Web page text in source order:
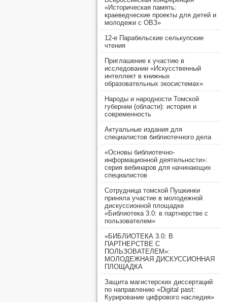
«Историческая память:
краеведческие проекты для детей и
молодежи с ОВЗ»
12-е Парабельские селькупские
чтения
Приглашение к участию в
исследовании «Искусственный
интеллект в книжных
образовательных экосистемах»
Народы и народности Томской
губернии (области): история и
современность
Актуальные издания для
специалистов библиотечного дела
«Основы библиотечно-
информационной деятельности»:
серия вебинаров для начинающих
специалистов
Сотрудница томской Пушкинки
приняла участие в молодежной
дискуссионной площадке
«Библиотека 3.0: в партнерстве с
пользователем»
«БИБЛИОТЕКА 3.0: В
ПАРТНЕРСТВЕ С
ПОЛЬЗОВАТЕЛЕМ»:
МОЛОДЕЖНАЯ ДИСКУССИОННАЯ
ПЛОЩАДКА
Защита магистерских диссертаций
по направлению «Digital past:
Курирование цифрового наследия»